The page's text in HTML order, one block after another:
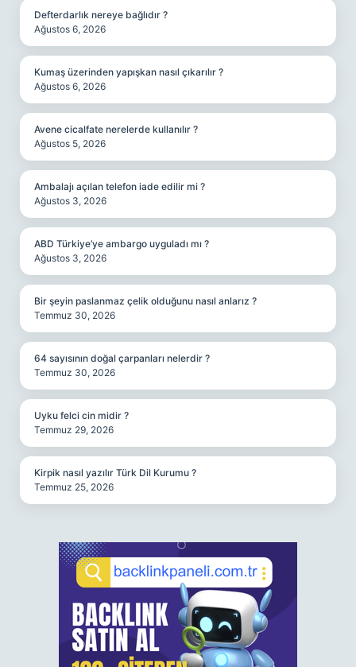
Defterdarlık nereye bağlıdır ?
Ağustos 6, 2026
Kumaş üzerinden yapışkan nasıl çıkarılır ?
Ağustos 6, 2026
Avene cicalfate nerelerde kullanılır ?
Ağustos 5, 2026
Ambalajı açılan telefon iade edilir mi ?
Ağustos 3, 2026
ABD Türkiye’ye ambargo uyguladı mı ?
Ağustos 3, 2026
Bir şeyin paslanmaz çelik olduğunu nasıl anlarız ?
Temmuz 30, 2026
64 sayısının doğal çarpanları nelerdir ?
Temmuz 30, 2026
Uyku felci cin midir ?
Temmuz 29, 2026
Kirpik nasıl yazılır Türk Dil Kurumu ?
Temmuz 25, 2026